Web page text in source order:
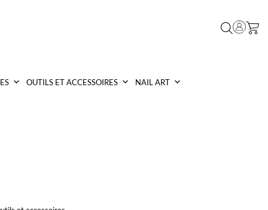
OUTILS ET ACCESSOIRES NAIL ART